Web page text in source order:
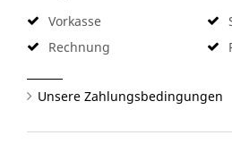
Vorkasse
Rechnung
Unsere Zahlungsbedingungen